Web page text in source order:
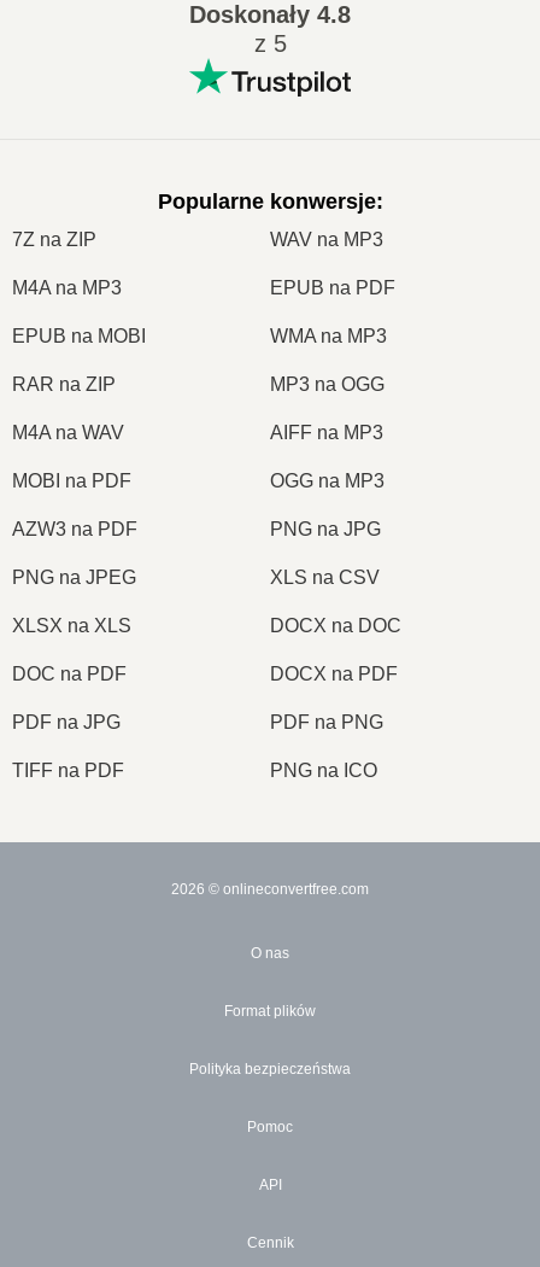
Doskonały 4.8
z 5
Popularne konwersje:
7Z na ZIP WAV na MP3
M4A na MP3 EPUB na PDF
EPUB na MOBI WMA na MP3
RAR na ZIP MP3 na OGG
M4A na WAV AIFF na MP3
MOBI na PDF OGG na MP3
AZW3 na PDF PNG na JPG
PNG na JPEG XLS na CSV
XLSX na XLS DOCX na DOC
DOC na PDF DOCX na PDF
PDF na JPG PDF na PNG
TIFF na PDF PNG na ICO
2026 © onlineconvertfree.com
O nas
Format plików
Polityka bezpieczeństwa
Pomoc
API
Cennik